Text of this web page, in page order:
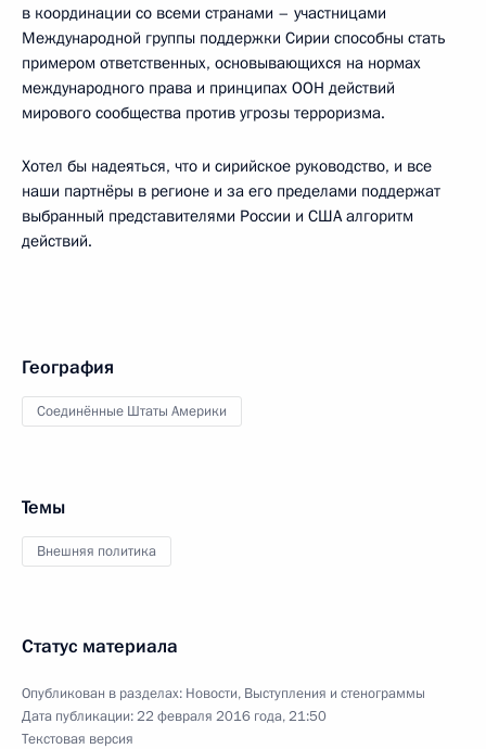
в координации со всеми странами – участницами
Международной группы поддержки Сирии способны стать
примером ответственных, основывающихся на нормах
международного права и принципах ООН действий
мирового сообщества против угрозы терроризма.
Хотел бы надеяться, что и сирийское руководство, и все
наши партнёры в регионе и за его пределами поддержат
выбранный представителями России и США алгоритм
действий.
География
Соединённые Штаты Америки
Темы
Внешняя политика
Статус материала
Опубликован в разделах: Новости, Выступления и стенограммы
Дата публикации:22 февраля 2016 года, 21:50
Текстовая версия